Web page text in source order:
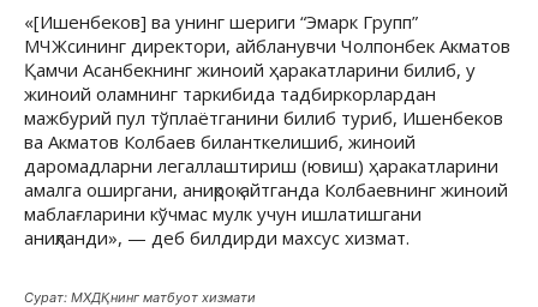
«[Ишенбеков] ва унинг шериги “Эмарк Групп”
МЧЖсининг директори, айбланувчи Чолпонбек Акматов
Қамчи Асанбекнинг жиноий ҳаракатларини билиб, у
жиноий оламнинг таркибида тадбиркорлардан
мажбурий пул тўплаётганини билиб туриб, Ишенбеков
ва Акматов Колбаев биланткелишиб, жиноий
даромадларни легаллаштириш (ювиш) ҳаракатларини
амалга оширгани, аниқроқ айтганда Колбаевнинг жиноий
маблағларини кўчмас мулк учун ишлатишгани
аниқланди», — деб билдирди махсус хизмат.
Сурат: МХДҚнинг матбуот хизмати